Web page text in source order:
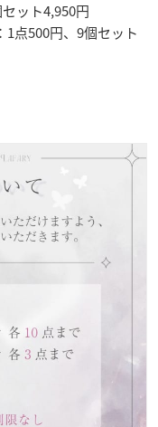
ット4,950円
点500円、9個セット